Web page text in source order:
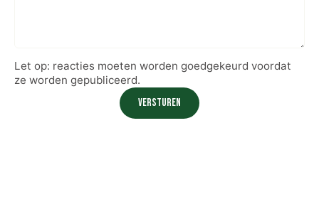
Let op: reacties moeten worden goedgekeurd voordat
ze worden gepubliceerd.
Versturen